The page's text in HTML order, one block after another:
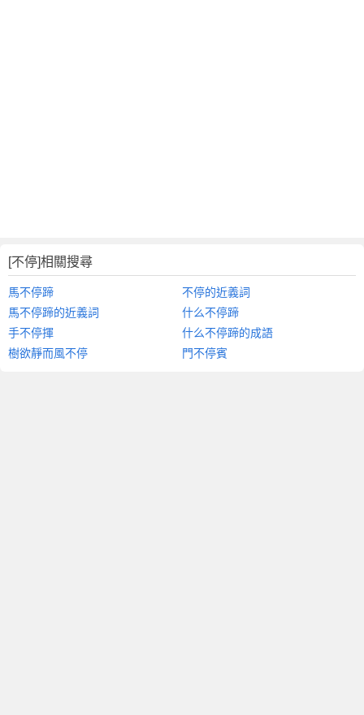
[不停]相關搜尋
馬不停蹄
不停的近義詞
馬不停蹄的近義詞
什么不停蹄
手不停揮
什么不停蹄的成語
樹欲靜而風不停
門不停賓